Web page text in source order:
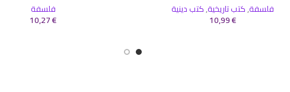
فلسفة,كتب تاريخية,كتب دينية
10,99€
فلسفة
10,27€